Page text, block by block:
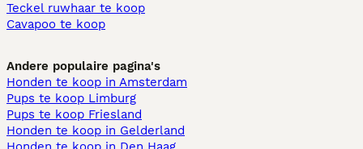
Teckel ruwhaar te koop
Cavapoo te koop
Andere populaire pagina's
Honden te koop in Amsterdam
Pups te koop Limburg​
Pups te koop Friesland​
Honden te koop in Gelderland